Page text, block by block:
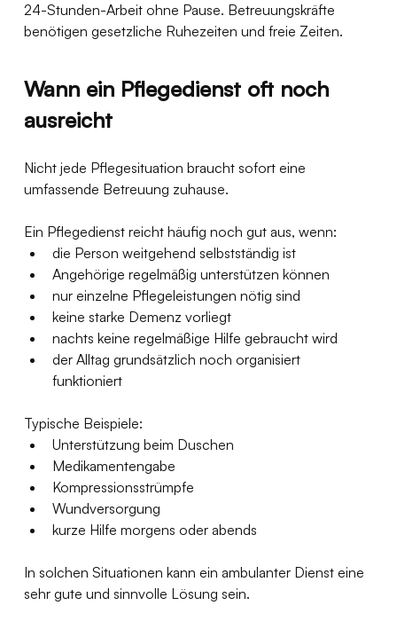
24-Stunden-Arbeit ohne Pause. Betreuungskräfte
benötigen gesetzliche Ruhezeiten und freie Zeiten.
Wann ein Pflegedienst oft noch
ausreicht
Nicht jede Pflegesituation braucht sofort eine
umfassende Betreuung zuhause.
Ein Pflegedienst reicht häufig noch gut aus, wenn:
die Person weitgehend selbstständig ist
Angehörige regelmäßig unterstützen können
nur einzelne Pflegeleistungen nötig sind
keine starke Demenz vorliegt
nachts keine regelmäßige Hilfe gebraucht wird
der Alltag grundsätzlich noch organisiert
funktioniert
Typische Beispiele:
Unterstützung beim Duschen
Medikamentengabe
Kompressionsstrümpfe
Wundversorgung
kurze Hilfe morgens oder abends
In solchen Situationen kann ein ambulanter Dienst eine
sehr gute und sinnvolle Lösung sein.